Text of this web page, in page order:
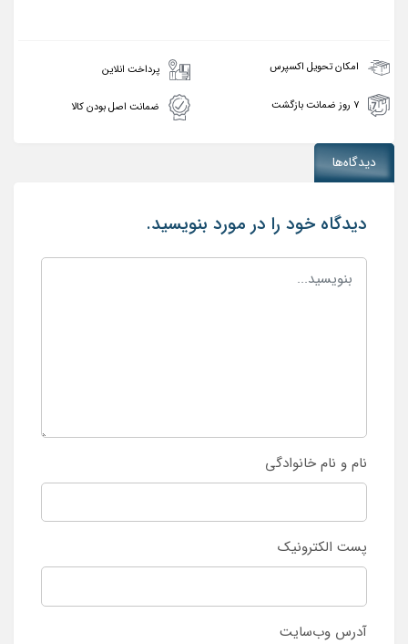
امکان تحویل اکسپرس پرداخت انلاین
۷ روز ضمانت بازگشت ضمانت اصل بودن کالا
دیدگاه‌ها
دیدگاه خود را در مورد بنویسید.
نام و نام خانوادگی
پست الکترونیک
آدرس وب‌سایت